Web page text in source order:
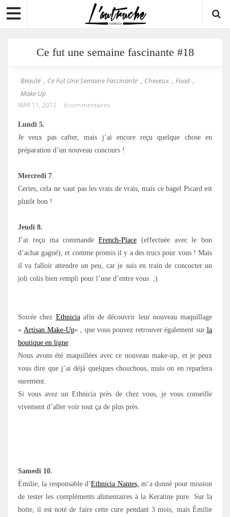
Ce fut une semaine fascinante #18
Beauté , Ce Fut Une Semaine Fascinante , Cheveux , Food ,
Make Up
MAR 11, 2012 6 commentaires
Lundi 5.
Je veux pas cafter, mais j’ai encore reçu quelque chose en
préparation d’un nouveau concours !
Mercredi 7.
Certes, cela ne vaut pas les vrais de vrais, mais ce bagel Picard est
plutôt bon !
Jeudi 8.
J’ai reçu ma commande French-Place (effectuée avec le bon
d’achat gagné), et comme promis il y a des trucs pour vous ! Mais
il va falloir attendre un peu, car je suis en train de concocter un
joli colis bien rempli pour l’une d’entre vous. ;)
Soirée chez Ethniciaafin de découvrir leur nouveau maquillage
«Artisan Make-Up« , que vous pouvez retrouver également surla
boutique en ligne.
Nous avons été maquillées avec ce nouveau make-up, et je peux
vous dire que j’ai déjà quelques chouchous, mais on en reparlera
surement.
Si vous avez un Ethnicia près de chez vous, je vous conseille
vivement d’aller voir tout ça de plus près.
Samedi 10.
Émilie, la responsable d’Ethnicia Nantes, m’a donné pour mission
de tester les compléments alimentaires à la Keratine pure. Sur la
boite, il est noté de faire cette cure pendant 3 mois, mais Émilie